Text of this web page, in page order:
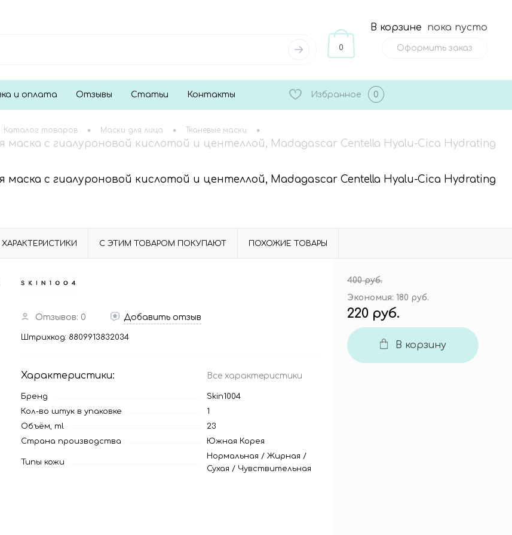
0
В корзине пока пусто
Оформить заказ
и оплата Отзывы Статьи Контакты Избранное 0
Каталог товаров • Маски для лица • Тканевые маски •
маска с гиалуроновой кислотой и центеллой, Madagascar Centella Hyalu-Cica Hydrating
маска с гиалуроновой кислотой и центеллой, Madagascar Centella Hyalu-Cica Hydrating
ХАРАКТЕРИСТИКИ С ЭТИМ ТОВАРОМ ПОКУПАЮТ ПОХОЖИЕ ТОВАРЫ
Отзывов: 0 Добавить отзыв
Штрихкод: 8809913832034
Характеристики: Все характеристики
Бренд
Skin1004
Кол-во штук в упаковке
1
Объём, ml
23
Страна производства
Южная Корея
Типы кожи
Нормальная / Жирная /
Сухая / Чувствительная
400 руб.
Экономия: 180 руб.
220 руб.
В корзину